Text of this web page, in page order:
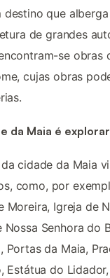
destino que
de grandes
se obras
cujas obras
da Maia é
cidade da Maia
como, por
Moreira, Igreja de
Nossa Senhora do
Portas da Maia,
Estátua do